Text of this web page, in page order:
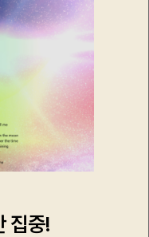
집중!